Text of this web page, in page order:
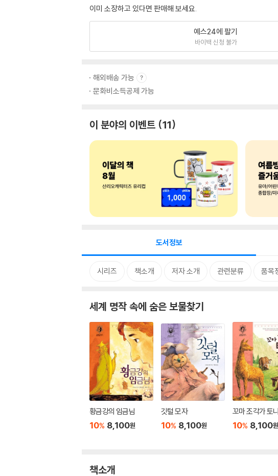
이미 소장하고 있다면 판매해 보세요.
예스24에 팔기
바이백 신청 불가
해외배송 가능
문화비소득공제 가능
이 분야의 이벤트 11
도서정보
시리즈 책소개 저자 소개 관련분류 품목
세계 명작 속에 숨은 보물찾기
황금강의 임금님
10% 8,100원
깃털 모자
10% 8,100원
꼬마 조각가 토니
10% 8,100원
책소개